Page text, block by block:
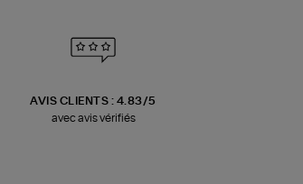
AVIS CLIENTS : 4.83/5
avec avis vérifiés